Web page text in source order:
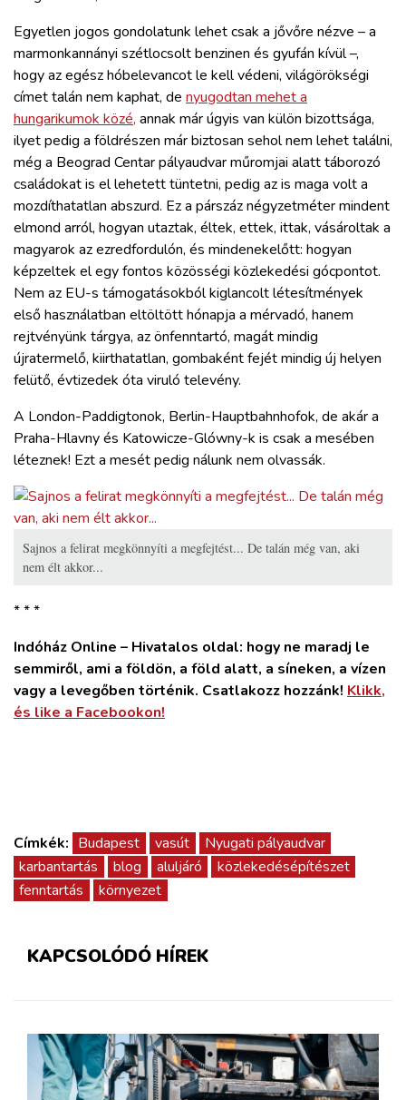
Egyetlen jogos gondolatunk lehet csak a jővőre nézve – a
marmonkannányi szétlocsolt benzinen és gyufán kívül –,
hogy az egész hóbelevancot le kell védeni, világörökségi
címet talán nem kaphat, de nyugodtan mehet a
hungarikumok közé, annak már úgyis van külön bizottsága,
ilyet pedig a földrészen már biztosan sehol nem lehet találni,
még a Beograd Centar pályaudvar műromjai alatt táborozó
családokat is el lehetett tüntetni, pedig az is maga volt a
mozdíthatatlan abszurd. Ez a párszáz négyzetméter mindent
elmond arról, hogyan utaztak, éltek, ettek, ittak, vásároltak a
magyarok az ezredfordulón, és mindenekelőtt: hogyan
képzeltek el egy fontos közösségi közlekedési gócpontot.
Nem az EU-s támogatásokból kiglancolt létesítmények
első használatban eltöltött hónapja a mérvadó, hanem
rejtvényünk tárgya, az önfenntartó, magát mindig
újratermelő, kiirthatatlan, gombaként fejét mindig új helyen
felütő, évtizedek óta viruló televény.
A London-Paddigtonok, Berlin-Hauptbahnhofok, de akár a
Praha-Hlavny és Katowicze-Glówny-k is csak a mesében
léteznek! Ezt a mesét pedig nálunk nem olvassák.
Sajnos a felirat megkönnyíti a megfejtést... De talán még van, aki
nem élt akkor...
* * *
Indóház Online – Hivatalos oldal: hogy ne maradj le
semmiről, ami a földön, a föld alatt, a síneken, a vízen
vagy a levegőben történik. Csatlakozz hozzánk! Klikk,
és like a Facebookon!
Címkék: Budapest vasút
Nyugati pályaudvar
karbantartás
blog aluljáró
közlekedésépítészet
fenntartás
környezet
KAPCSOLÓDÓ HÍREK